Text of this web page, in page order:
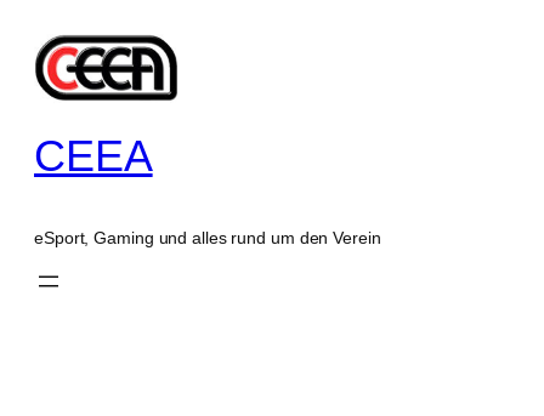
Inhalt
springen
CEEA
eSport, Gaming und alles rund um den Verein